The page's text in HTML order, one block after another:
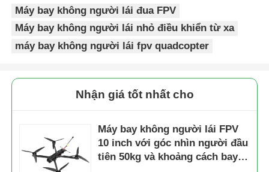
Máy bay không người lái đua FPV
Máy bay không người lái nhỏ điều khiển từ xa
máy bay không người lái fpv quadcopter
Nhận giá tốt nhất cho
Máy bay không người lái FPV
10 inch với góc nhìn người đầu
tiên 50kg và khoảng cách bay